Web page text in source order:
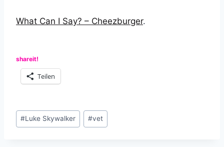
What Can I Say? – Cheezburger.
shareit!
Teilen
Schlagworte:
#Luke Skywalker #vet